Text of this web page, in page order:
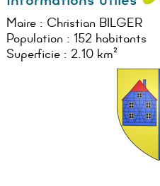
Maire : Christian BILGER
Population : 152 habitants
Superficie : 2.10 km²